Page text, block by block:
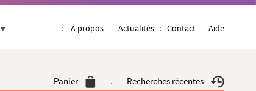
À propos Actualités Contact Aide
Panier Recherches récentes